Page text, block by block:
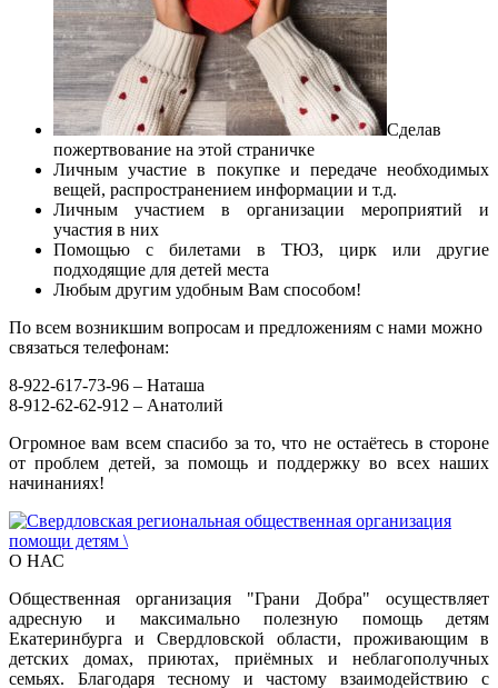
Сделав
пожертвование на этой страничке
Личным участие в покупке и передаче необходимых
вещей, распространением информации и т.д.
Личным участием в организации мероприятий и
участия в них
Помощью с билетами в ТЮЗ, цирк или другие
подходящие для детей места
Любым другим удобным Вам способом!
По всем возникшим вопросам и предложениям с нами можно
связаться телефонам:
8-922-617-73-96 – Наташа
8-912-62-62-912 – Анатолий
Огромное вам всем спасибо за то, что не остаётесь в стороне
от проблем детей, за помощь и поддержку во всех наших
начинаниях!
О НАС
Общественная организация "Грани Добра" осуществляет
адресную и максимально полезную помощь детям
Екатеринбурга и Свердловской области, проживающим в
детских домах, приютах, приёмных и неблагополучных
семьях. Благодаря тесному и частому взаимодействию с